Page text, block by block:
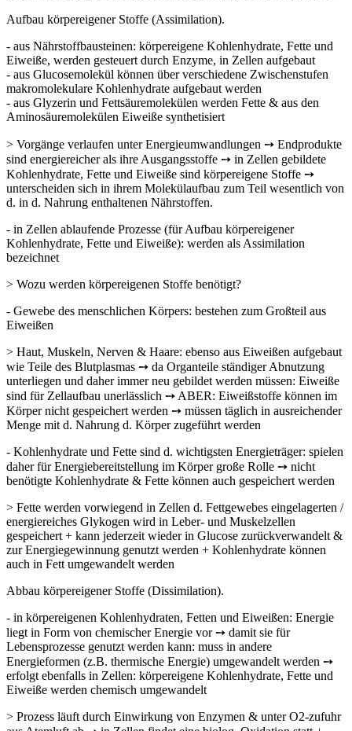
Aufbau körpereigener Stoffe (Assimilation).
- aus Nährstoffbausteinen: körpereigene Kohlenhydrate, Fette und
Eiweiße, wer­den gesteuert durch Enzyme, in Zellen aufgebaut
- aus Glucosemolekül können über verschiedene Zwischenstufen
makromolekulare Kohlenhydrate aufgebaut werden
- aus Glyzerin und Fettsäuremolekülen werden Fette & aus den
Aminosäuremole­külen Eiweiße synthetisiert
> Vorgänge verlaufen unter Energieumwandlungen ➙ Endprodukte
sind ener­giereicher als ihre Ausgangsstoffe ➙ in Zellen gebildete
Kohlenhydrate, Fet­te und Eiweiße sind körpereigene Stoffe ➙
unterscheiden sich in ihrem Mo­lekülaufbau zum Teil wesentlich von
d. in d. Nahrung enthaltenen Nährstof­fen.
- in Zellen ablaufende Prozesse (für Aufbau körpereigener
Kohlenhydrate, Fette und Eiweiße): werden als Assimilation
bezeichnet
> Wozu werden körpereigenen Stoffe benötigt?
- Gewebe des menschlichen Körpers: bestehen zum Großteil aus
Eiweißen
> Haut, Muskeln, Nerven & Haare: ebenso aus Eiweißen aufgebaut
wie Teile des Blutplasmas ➙ da Organteile ständiger Abnutzung
unterliegen und da­her immer neu gebildet werden müssen: Eiweiße
sind für Zellaufbau uner­lässlich ➙ ABER: Eiweißstoffe können im
Körper nicht gespeichert werden ➙ müssen täglich in ausreichender
Menge mit d. Nahrung d. Körper zuge­führt werden
- Kohlenhydrate und Fette sind d. wichtigsten Energieträger: spielen
daher für E­nergiebereitstellung im Körper große Rolle ➙ nicht
benötigte Kohlenhydrate & Fette können auch gespeichert werden
> Fette werden vorwiegend in Zellen d. Fettgewebes eingelagerten /
energie­reiches Glykogen wird in Leber- und Muskelzellen
gespeichert + kann je­derzeit wieder in Glucose zurückverwandelt &
zur Energiegewinnung ge­nutzt werden + Kohlenhydrate können
auch in Fett umgewandelt werden
Abbau körpereigener Stoffe (Dissimilation).
- in körpereigenen Kohlenhydraten, Fetten und Eiweißen: Energie
liegt in Form von chemischer Energie vor ➙ damit sie für
Lebensprozesse genutzt werden kann: muss in andere
Energieformen (z.B. thermische Energie) umgewandelt werden ➙
erfolgt ebenfalls in Zellen: körpereigene Kohlenhydrate, Fette und
Eiweiße wer­den chemisch umgewandelt
> Prozess läuft durch Einwirkung von Enzymen & unter O2-zufuhr